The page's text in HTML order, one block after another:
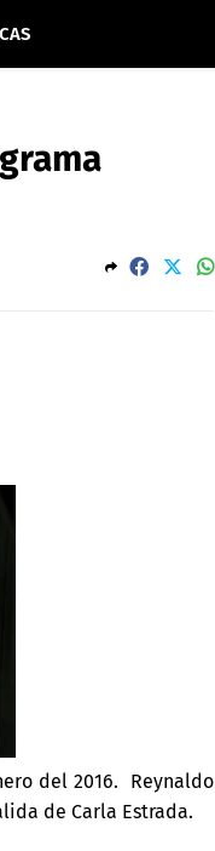
del 2016. Reynaldo
de Carla Estrada.